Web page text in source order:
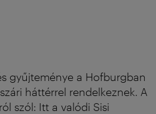
gyűjteménye a Hofburgban
háttérrel rendelkeznek. A
szól: Itt a valódi Sisi